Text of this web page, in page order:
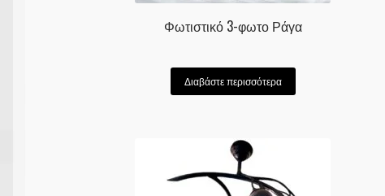
Φωτιστικό 3-φωτο Ράγα
Διαβάστε περισσότερα